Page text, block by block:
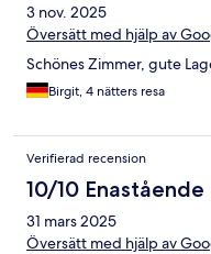
3 nov. 2025
Översätt med hjälp av
Schönes Zimmer, gute
Birgit, 4 nätters resa
Verifierad recension
10/10 Enastående
31 mars 2025
Översätt med hjälp av